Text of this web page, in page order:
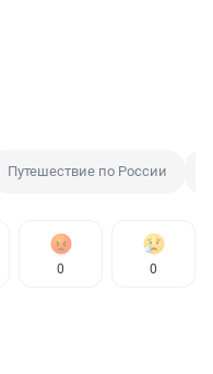
Путешествие по России
0 0